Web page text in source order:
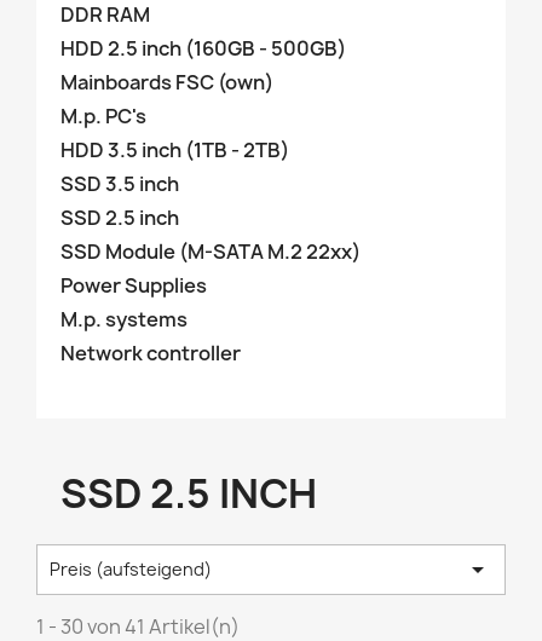
DDR RAM
HDD 2.5 inch (160GB - 500GB)
Mainboards FSC (own)
M.p. PC's
HDD 3.5 inch (1TB - 2TB)
SSD 3.5 inch
SSD 2.5 inch
SSD Module (M-SATA M.2 22xx)
Power Supplies
M.p. systems
Network controller
SSD 2.5 INCH
Preis (aufsteigend) 
1 - 30 von 41 Artikel(n)